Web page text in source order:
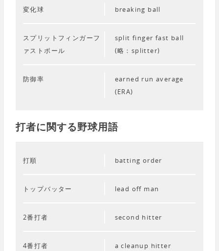
変化球 breaking ball
スプリットフィンガーフ
ァストボール
split finger fast ball
(略：splitter)
防御率
earned run average
(ERA)
打者に関する野球用語
打順 batting order
トップバッター lead off man
2番打者 second hitter
4番打者 a cleanup hitter